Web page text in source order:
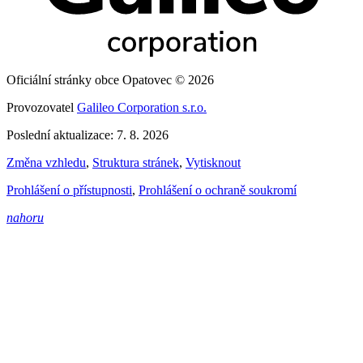
Oficiální stránky obce Opatovec © 2026
Provozovatel Galileo Corporation s.r.o.
Poslední aktualizace: 7. 8. 2026
Změna vzhledu, Struktura stránek, Vytisknout
Prohlášení o přístupnosti, Prohlášení o ochraně soukromí
nahoru